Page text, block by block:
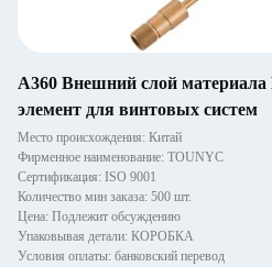
A360 Внешний слой материала
элемент для винтовых систем
Место происхождения: Китай
Фирменное наименование: TOUNYC
Сертификация: ISO 9001
Количество мин заказа: 500 шт.
Цена: Подлежит обсуждению
Упаковывая детали: КОРОБКА
Условия оплаты: банковский перевод